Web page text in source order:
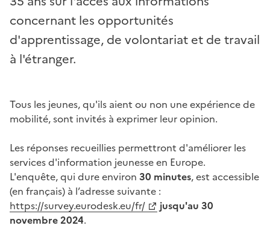
concernant les opportunités
d'apprentissage, de volontariat et de travail
à l'étranger.
Tous les jeunes, qu'ils aient ou non une expérience de
mobilité, sont invités à exprimer leur opinion.
Les réponses recueillies permettront d'améliorer les
services d'information jeunesse en Europe.
L'enquête, qui dure environ 30 minutes, est accessible
(en français) à l’adresse suivante :
https://survey.eurodesk.eu/fr/
jusqu'au 30
novembre 2024.